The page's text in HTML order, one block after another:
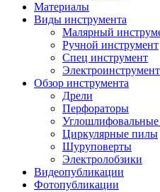
Материалы
Виды инструмента
Малярный
Ручной инструмент
Спец инструмент
Электроинструмент
Обзор инструмента
Дрели
Перфораторы
Циркулярные пилы
Шуруповерты
Электролобзики
Видеопубликации
Фотопубликации